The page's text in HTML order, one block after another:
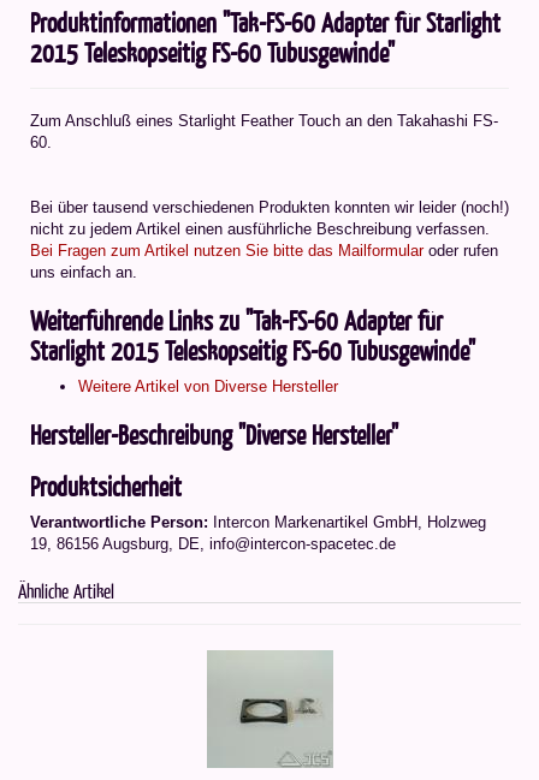
Produktinformationen "Tak-FS-60 Adapter für Starlight
2015 Teleskopseitig FS-60 Tubusgewinde"
Zum Anschluß eines Starlight Feather Touch an den Takahashi FS-
60.
Bei über tausend verschiedenen Produkten konnten wir leider (noch!)
nicht zu jedem Artikel einen ausführliche Beschreibung verfassen.
Bei Fragen zum Artikel nutzen Sie bitte das Mailformularoder rufen
uns einfach an.
Weiterführende Links zu "Tak-FS-60 Adapter für
Starlight 2015 Teleskopseitig FS-60 Tubusgewinde"
Weitere Artikel von Diverse Hersteller
Hersteller-Beschreibung "Diverse Hersteller"
Produktsicherheit
Verantwortliche Person: Intercon Markenartikel GmbH, Holzweg
19, 86156 Augsburg, DE, info@intercon-spacetec.de
Ähnliche Artikel